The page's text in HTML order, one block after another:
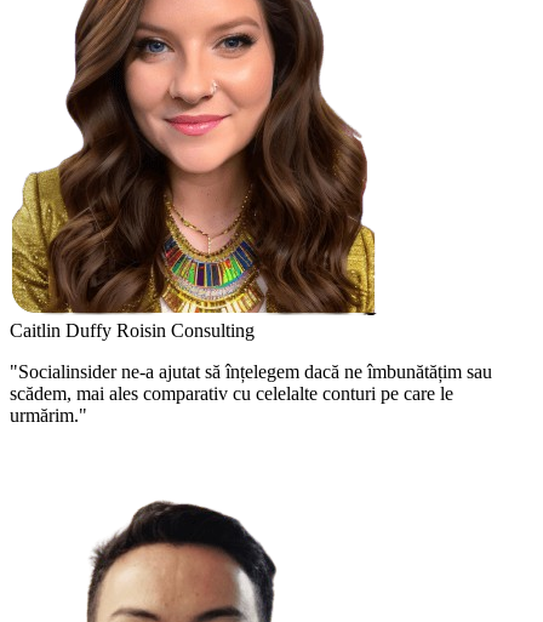
Caitlin Duffy Roisin Consulting
"Socialinsider ne-a ajutat să înțelegem dacă ne îmbunătățim sau
scădem, mai ales comparativ cu celelalte conturi pe care le
urmărim."